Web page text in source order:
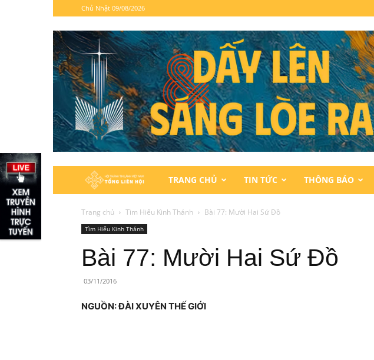
Chủ Nhật 09/08/2026
Hội
Thánh
Lành
TRANG CHỦ TIN TỨC THÔNG BÁO
Trang chủ Tìm Hiểu Kinh Thánh Bài 77: Mười Hai Sứ Đồ
Tìm Hiểu Kinh Thánh
Bài 77: Mười Hai Sứ Đồ
03/11/2016
NGUỒN: ĐÀI XUYÊN THẾ GIỚI